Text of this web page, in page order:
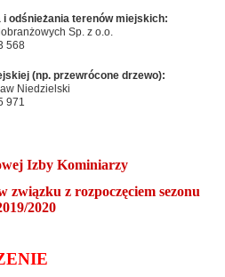
odśnieżania terenów miejskich:
Sp. z o.o.
568
(np. przewrócone drzewo):
Niedzielski
971
Izby Kominiarzy
związku z rozpoczęciem sezonu
2020